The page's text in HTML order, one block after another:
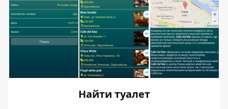
Найти туалет